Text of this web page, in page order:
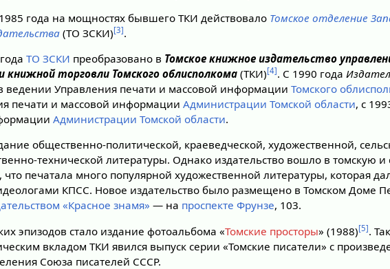
года на мощностях бывшего ТКИ действовало Томское отделение
(ТО ЗСКИ)[3].
ТО ЗСКИ преобразовано в Томское книжное издательство
книжной торговли Томского облисполкома (ТКИ)[4]. С 1990 года
ведении Управления печати и массовой информацииТомского
печати и массовой информацииАдминистрации Томской области, с
Администрации Томской области.
общественно-политической, краеведческой, художественной,
технической литературы. Однако издательство вошло в томскую и
печатала много популярной художественной литературы, которая
КПСС. Новое издательство было размещено в Томском Доме
«Красное знамя» — на проспекте Фрунзе, 103.
эпизодов стало издание фотоальбома «Томские просторы» (1988)[5].
вкладом ТКИ явился выпуск серии «Томские писатели» с
Союза писателей СССР.